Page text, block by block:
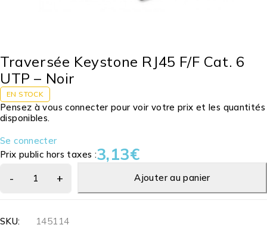
Traversée Keystone RJ45 F/F Cat. 6
UTP – Noir
EN STOCK
Pensez à vous connecter pour voir votre prix et les quantités
disponibles.
Se connecter
Prix public hors taxes :3,13€
Ajouter au panier
SKU: 145114